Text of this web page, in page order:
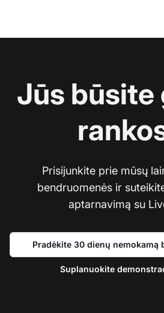
Jūs būsite
Prisijunkite prie mūsų
bendruomenės ir
aptarnavimą su
Pradėkite 30 dienų nemokamą
Suplanuokite